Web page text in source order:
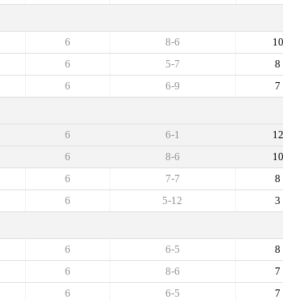
10
8-6
6
8
5-7
6
7
6-9
6
12
6-1
6
10
8-6
6
8
7-7
6
3
5-12
6
8
6-5
6
7
8-6
6
7
6-5
6